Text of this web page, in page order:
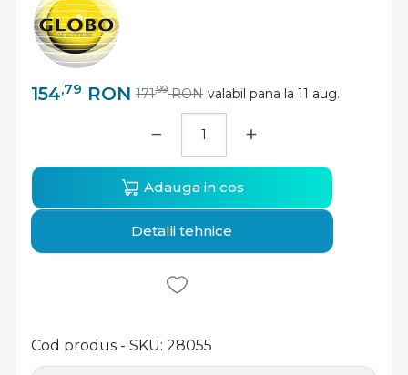
154,79 RON 171,99 RON valabil pana la 11 aug.
Cod produs - SKU 28055
− +
Adauga in cos
Detalii tehnice